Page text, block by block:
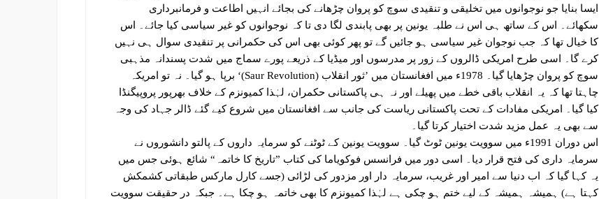
ایسا بنایا جو نوجوانوں میں تخلیقی و تنقیدی سوچ کو پروان چڑھانے کی بجائے انہیں اطاعت و فرمانبرداری
سکھائے۔ اس کے ساتھ ہی اس نے طلبہ یونین پر بھی پابندی لگا دی تا کہ نوجوانوں کو غیر سیاسی کیا جائے۔ اس
کا خیال تھا کہ جب نوجوان غیر سیاسی ہو جائیں گے تو پھر کوئی بھی اس کی حکمرانی پر تنقیدی سوال ہی نہیں
کرے گا۔ اسی طرح امریکی ڈالروں کے زور پر مدرسوں اور میڈیا کے ذریعے پورے سماج میں شدت پسندانہ مذہبی
سوچ کو پروان چڑھایا گیا۔ 1978ء میں افغانستان میں ’ثور انقلاب (Saur Revolution)‘ برپا ہو گیا۔ نہ تو امریکہ
چاہتا تھا کہ یہ انقلاب باقی خطے میں پھیلے اور نہ ہی پاکستانی حکمران، لہٰذا کمیونزم کے خلاف بھرپور پروپیگنڈا
کیا گیا۔ امریکی مفادات کے تحت پاکستانی ریاست کی جانب سے افغانستان میں شروع کیے گئے ڈالر جہاد کی وجہ
سے بھی یہ عمل مزید شدت اختیار کرتا گیا۔
اس دوران 1991ء میں سوویت یونین ٹوٹ گیا۔ سوویت یونین کے ٹوٹنے کو سرمایہ داروں کے پالتو دانشوروں نے
سرمایہ داری کی فتح قرار دیا۔ اسی دور میں فرانسس فوکویاما کی کتاب ”تاریخ کا خاتمہ“ شائع ہوئی جس میں
یہ کہا گیا کہ اب دنیا سے امیر اور غریب، سرمایہ دار اور مزدور کی لڑائی (جسے کارل مارکس طبقاتی کشمکش
کہتا ہے) ہمیشہ ہمیشہ کے لیے ختم ہو چکی ہے لہٰذا کمیونزم کا بھی خاتمہ ہو چکا ہے۔ جبکہ در حقیقت سوویت